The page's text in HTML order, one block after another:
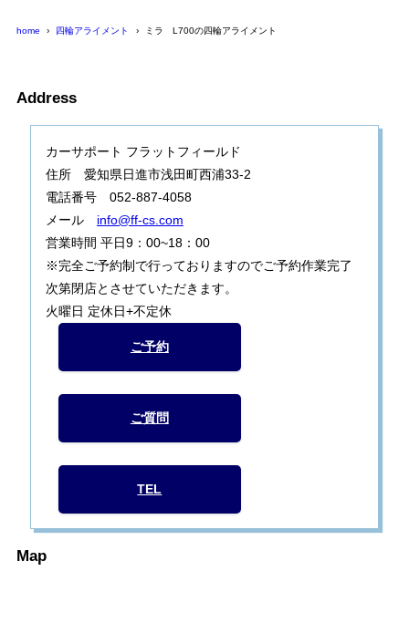
home 四輪アライメント ミラ L700の四輪アライメント
Address
カーサポート フラットフィールド
住所 愛知県日進市浅田町西浦33-2
電話番号 052-887-4058
メール info@ff-cs.com
営業時間 平日9：00~18：00
※完全ご予約制で行っておりますのでご予約作業完了
次第閉店とさせていただきます。
火曜日 定休日+不定休
ご予約
ご質問
TEL
Map